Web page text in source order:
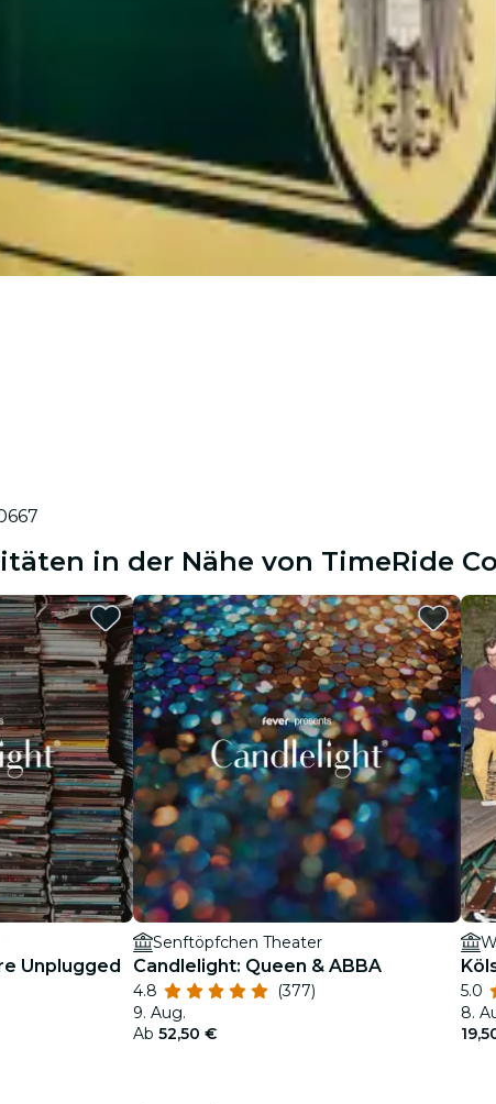
in der Nähe von TimeRide
Unplugged
Senftöpfchen Theater
Candlelight: Queen & ABBA
4.8
(377)
9. Aug.
Ab 52,50 €
5.0
8.